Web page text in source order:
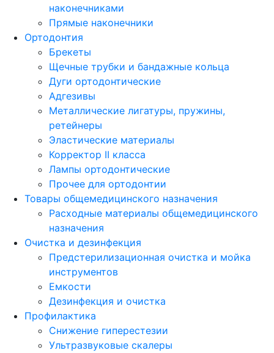
наконечниками
Прямые наконечники
Ортодонтия
Брекеты
Щечные трубки и бандажные кольца
Дуги ортодонтические
Адгезивы
Металлические лигатуры, пружины,
ретейнеры
Эластические материалы
Корректор II класса
Лампы ортодонтические
Прочее для ортодонтии
Товары общемедицинского назначения
Расходные материалы общемедицинского
назначения
Очистка и дезинфекция
Предстерилизационная очистка и мойка
инструментов
Емкости
Дезинфекция и очистка
Профилактика
Снижение гиперестезии
Ультразвуковые скалеры